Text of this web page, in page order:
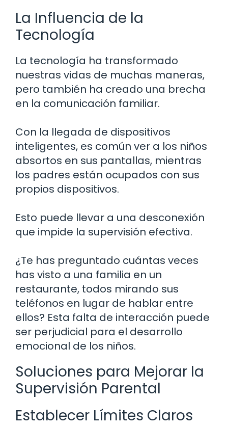
La Influencia de la
Tecnología
La tecnología ha transformado
nuestras vidas de muchas maneras,
pero también ha creado una brecha
en la comunicación familiar.
Con la llegada de dispositivos
inteligentes, es común ver a los niños
absortos en sus pantallas, mientras
los padres están ocupados con sus
propios dispositivos.
Esto puede llevar a una desconexión
que impide la supervisión efectiva.
¿Te has preguntado cuántas veces
has visto a una familia en un
restaurante, todos mirando sus
teléfonos en lugar de hablar entre
ellos? Esta falta de interacción puede
ser perjudicial para el desarrollo
emocional de los niños.
Soluciones para Mejorar la
Supervisión Parental
Establecer Límites Claros